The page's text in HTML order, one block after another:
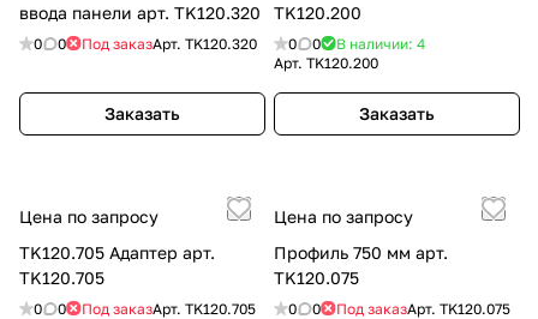
ввода панели арт. TK120.320
0 0 Под заказАрт. TK120.320
Заказать
TK120.200
0 0
В наличии: 4
Арт. TK120.200
Заказать
Цена по запросу
TK120.705 Адаптер арт.
TK120.705
0 0 Под заказАрт. TK120.705
Цена по запросу
Профиль 750 мм арт.
TK120.075
0 0 Под заказАрт. TK120.075